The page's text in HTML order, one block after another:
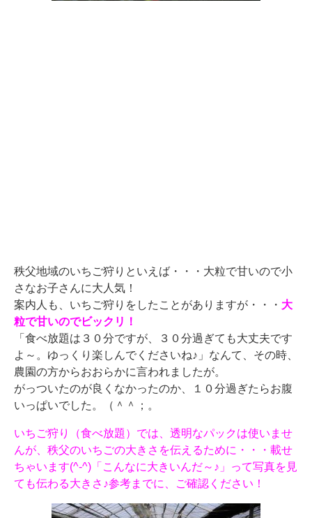
秩父地域のいちご狩りといえば・・・大粒で甘いので小
さなお子さんに大人気！
案内人も、いちご狩りをしたことがありますが・・・ 大
粒で甘いのでビックリ！
「食べ放題は３０分ですが、３０分過ぎても大丈夫です
よ～。ゆっくり楽しんでくださいね♪」なんて、その時、
農園の方からおおらかに言われましたが。
がっついたのが良くなかったのか、１０分過ぎたらお腹
いっぱいでした。（＾＾；。
いちご狩り（食べ放題）では、透明なパックは使いませ
んが、秩父のいちごの大きさを伝えるために・・・載せ
ちゃいます(^-^)「こんなに大きいんだ～♪」って写真を見
ても伝わる大きさ♪参考までに、ご確認ください！